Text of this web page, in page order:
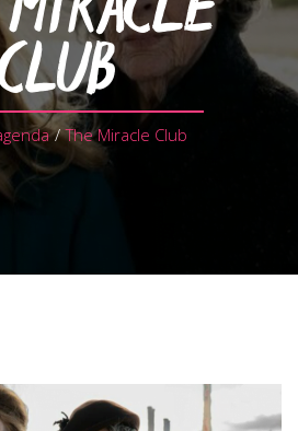
& Horeca
Over Hoorn
Plan je bezoek
/ The Miracle Club